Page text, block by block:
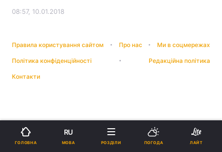
08:57, 10.01.2018
Правила користування сайтом Про нас Ми в соцмережах
Політика конфіденційності Редакційна політика
Контакти
ГОЛОВНА
RU
МОВА РОЗДІЛИ ПОГОДА ЛАЙТ